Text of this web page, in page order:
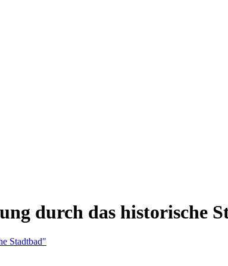
durch das historische
Stadtbad"